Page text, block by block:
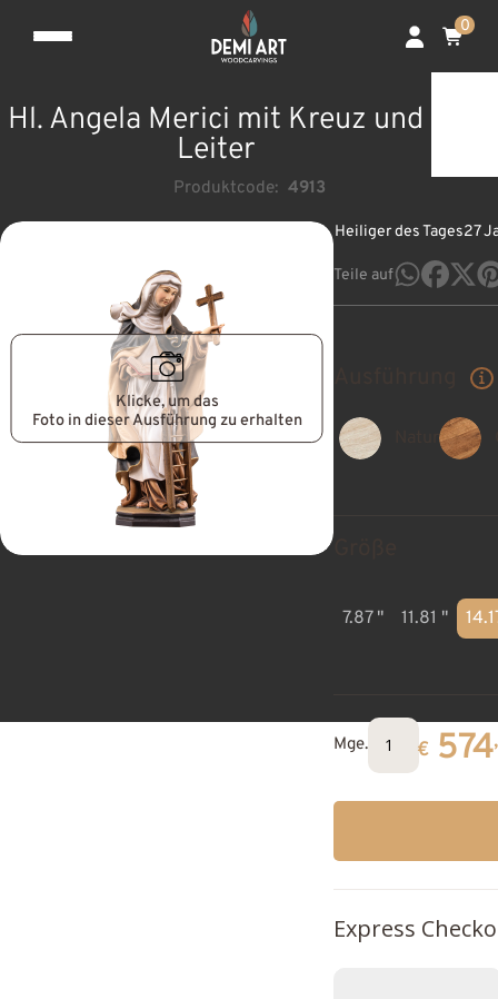
0
Hl. Angela Merici mit Kreuz und
Leiter
Produktcode: 4913
Klicke, um das
Foto in dieser Ausführung zu erhalten
Heiliger des Tages27
Teile auf
7.87 " 11.81 "
Mge. € 574
Express